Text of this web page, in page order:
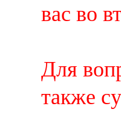
вас во
Для
также